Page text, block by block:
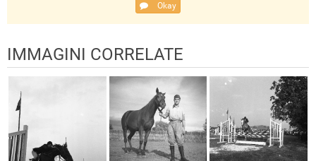
Okay
IMMAGINI CORRELATE